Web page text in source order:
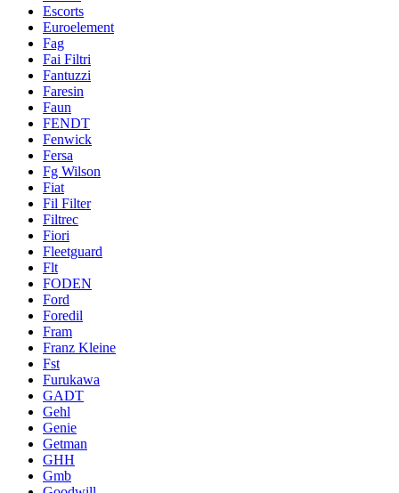
Escorts
Euroelement
Fag
Fai Filtri
Fantuzzi
Faresin
Faun
FENDT
Fenwick
Fersa
Fg Wilson
Fiat
Fil Filter
Filtrec
Fiori
Fleetguard
Flt
FODEN
Ford
Foredil
Fram
Franz Kleine
Fst
Furukawa
GADT
Gehl
Genie
Getman
GHH
Gmb